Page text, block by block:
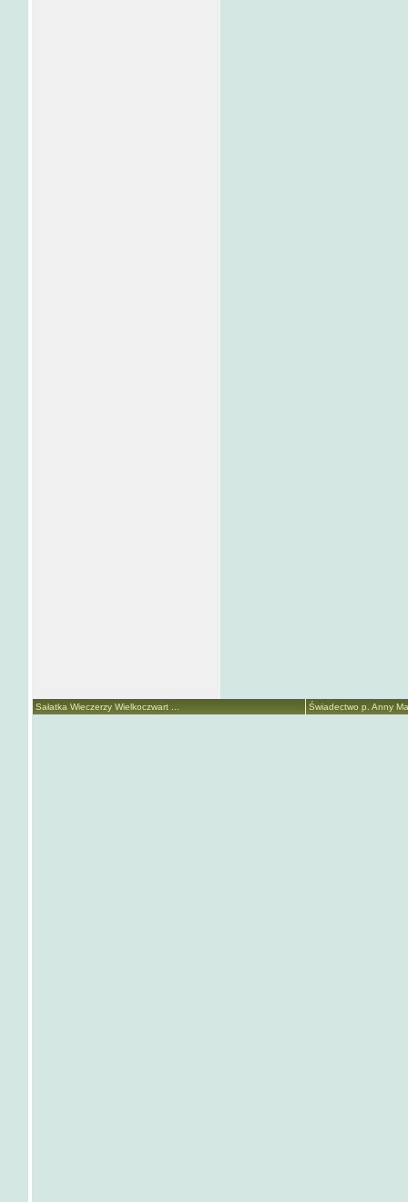
Sałatka Wieczerzy Wielkoczwart ... Świadectwo p. Anny